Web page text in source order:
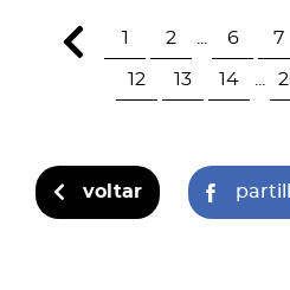
1 2 6 7
12 13 14
voltar